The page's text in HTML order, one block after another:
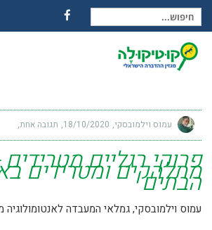
חיפוש עבור:
Facebook
עמוס וילמובסקי 18/10/2020 תגובה אחת
פרוקי רגליים
מתלהקים ומטרידים
הבתים
עמוס וילמובסקי, גמלאי המעבדה